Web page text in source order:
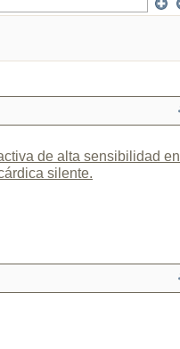
de alta sensibilidad en
silente.